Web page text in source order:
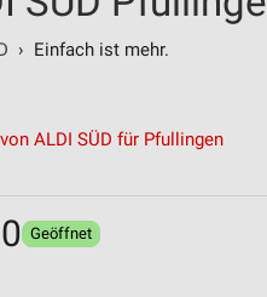
› Einfach ist mehr.
ALDI SÜD für Pfullingen
Geöffnet